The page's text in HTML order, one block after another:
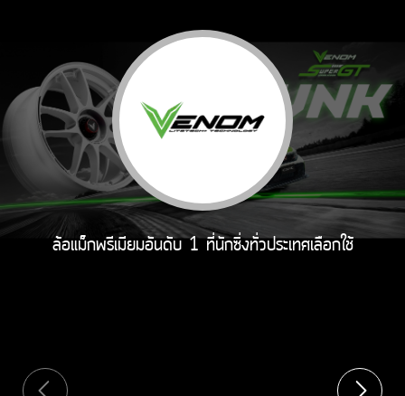
ล้อแม็กพรีเมียมอันดับ 1 ที่นักซิ่งทั่วประเทศเลือกใช้